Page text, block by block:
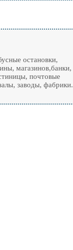
остановки,
магазинов,банки,
почтовые
заводы, фабрики.